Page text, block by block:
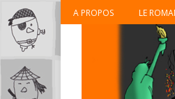
A PROPOS LE